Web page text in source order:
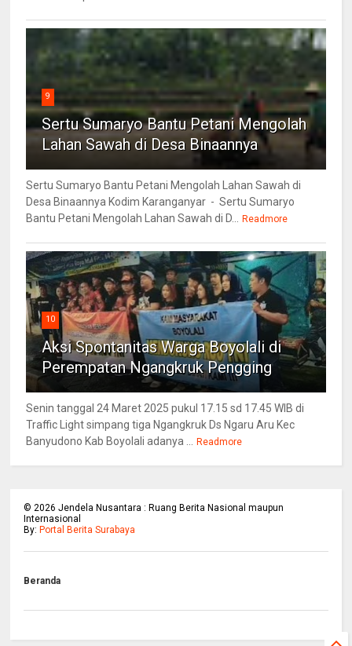
9
Sertu Sumaryo Bantu Petani Mengolah
Lahan Sawah di Desa Binaannya
Sertu Sumaryo Bantu Petani Mengolah Lahan Sawah di
Desa Binaannya Kodim Karanganyar - Sertu Sumaryo
Bantu Petani Mengolah Lahan Sawah di D... Readmore
10
Aksi Spontanitas Warga Boyolali di
Perempatan Ngangkruk Pengging
Senin tanggal 24 Maret 2025 pukul 17.15 sd 17.45 WIB di
Traffic Light simpang tiga Ngangkruk Ds Ngaru Aru Kec
Banyudono Kab Boyolali adanya ... Readmore
©2026 Jendela Nusantara : Ruang Berita Nasional maupun
Internasional
By: Portal Berita Surabaya
Beranda